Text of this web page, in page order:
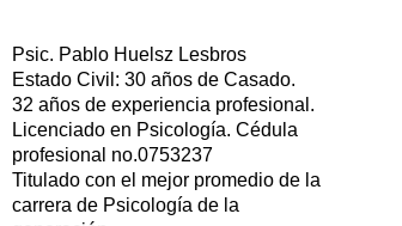
Psic. Pablo Huelsz Lesbros
Estado Civil: 30 años de Casado.
32 años de experiencia profesional.
Licenciado en Psicología. Cédula
profesional no.0753237
Titulado con el mejor promedio de la
carrera de Psicología de la